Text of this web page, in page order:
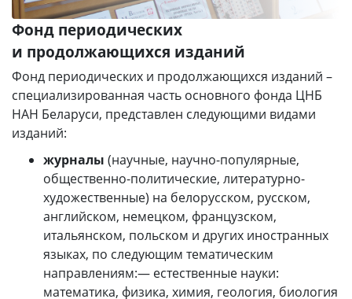
Фонд периодических
и продолжающихся изданий
Фонд периодических и продолжающихся изданий –
специализированная часть основного фонда ЦНБ
НАН Беларуси, представлен следующими видами
изданий:
журналы (научные, научно-популярные,
общественно-политические, литературно-
художественные) на белорусском, русском,
английском, немецком, французском,
итальянском, польском и других иностранных
языках, по следующим тематическим
направлениям:— естественные науки:
математика, физика, химия, геология, биология